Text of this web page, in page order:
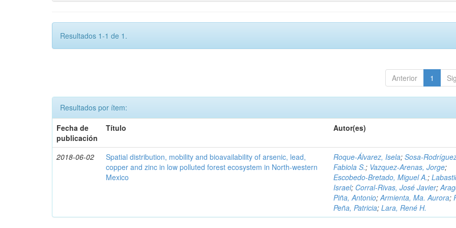
Resultados 1-1 de 1.
Anterior 1
Resultados por ítem:
Fecha de
publicación
Título Autor(es)
2018-06-02
Spatial distribution, mobility and bioavailability of arsenic, lead,
copper and zinc in low polluted forest ecosystem in North-western
Mexico
Roque-Álvarez, Isela;Sosa-
Fabiola S.; Vazquez-Arenas, Jorge;
Escobedo-Bretado, Miguel A.;
Israel; Corral-Rivas, José Javier;
Piña, Antonio;Armienta, Ma. Aurora;
Peña, Patricia;Lara, René H.